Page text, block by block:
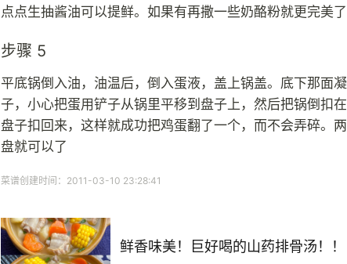
点点生抽酱油可以提鲜。如果有再撒一些奶酪粉就更完美了
步骤 5
平底锅倒入油，油温后，倒入蛋液，盖上锅盖。底下那面
子，小心把蛋用铲子从锅里平移到盘子上，然后把锅倒扣
盘子扣回来，这样就成功把鸡蛋翻了一个，而不会弄碎。
盘就可以了
菜谱创建时间：2011-03-10 23:28:41
鲜香味美！巨好喝的山药排骨汤！！